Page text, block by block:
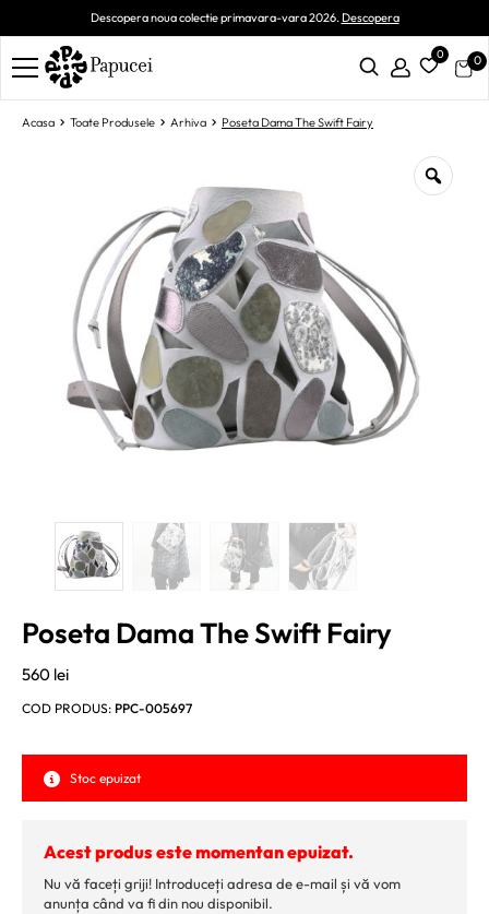
Descopera noua colectie primavara-vara 2026.Descopera
0 0
Acasa Toate Produsele Arhiva Poseta Dama The Swift Fairy
Poseta Dama The Swift Fairy
560 lei
COD PRODUS: PPC-005697
Stoc epuizat
Acest produs este momentan epuizat.
Nu vă faceți griji! Introduceți adresa de e-mail și vă vom
anunța când va fi din nou disponibil.